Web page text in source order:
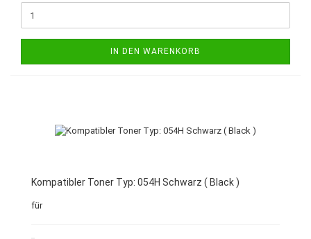
IN DEN WARENKORB
Kompatibler Toner Typ: 054H Schwarz ( Black )
für